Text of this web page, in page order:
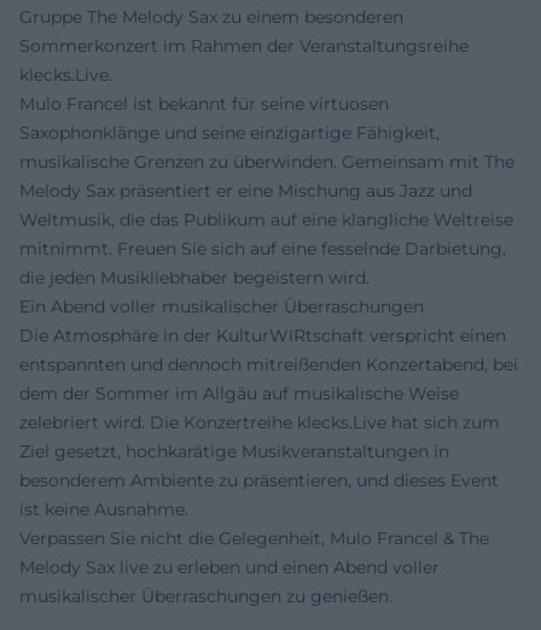
Gruppe The Melody Sax zu einem besonderen
Sommerkonzert im Rahmen der Veranstaltungsreihe
klecks.Live.
Mulo Francel ist bekannt für seine virtuosen
Saxophonklänge und seine einzigartige Fähigkeit,
musikalische Grenzen zu überwinden. Gemeinsam mit The
Melody Sax präsentiert er eine Mischung aus Jazz und
Weltmusik, die das Publikum auf eine klangliche Weltreise
mitnimmt. Freuen Sie sich auf eine fesselnde Darbietung,
die jeden Musikliebhaber begeistern wird.
Ein Abend voller musikalischer Überraschungen
Die Atmosphäre in der KulturWIRtschaft verspricht einen
entspannten und dennoch mitreißenden Konzertabend, bei
dem der Sommer im Allgäu auf musikalische Weise
zelebriert wird. Die Konzertreihe klecks.Live hat sich zum
Ziel gesetzt, hochkarätige Musikveranstaltungen in
besonderem Ambiente zu präsentieren, und dieses Event
ist keine Ausnahme.
Verpassen Sie nicht die Gelegenheit, Mulo Francel & The
Melody Sax live zu erleben und einen Abend voller
musikalischer Überraschungen zu genießen.